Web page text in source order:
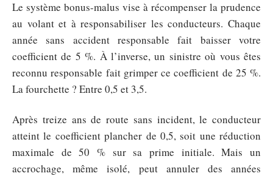
Le système bonus-malus vise à récompenser la prudence
au volant et à responsabiliser les conducteurs. Chaque
année sans accident responsable fait baisser votre
coefficient de 5 %. À l’inverse, un sinistre où vous êtes
reconnu responsable fait grimper ce coefficient de 25 %.
La fourchette ? Entre 0,5 et 3,5.
Après treize ans de route sans incident, le conducteur
atteint le coefficient plancher de 0,5, soit une réduction
maximale de 50 % sur sa prime initiale. Mais un
accrochage, même isolé, peut annuler des années